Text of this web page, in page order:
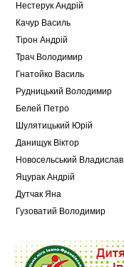
Нестерук Андрій
Качур Василь
Тірон Андрій
Трач Володимир
Гнатойко Василь
Рудницький Володимир
Белей Петро
Шулятицький Юрій
Данищук Віктор
Новосельський Владислав
Яцурак Андрій
Дутчак Яна
Гузоватий Володимир